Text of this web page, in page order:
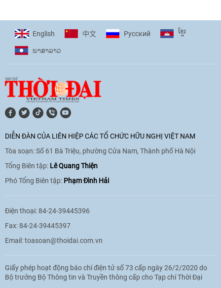
11:10|17/06/2026
hòa bình, hữu nghị giữa các dân tộc"
cho Đại sứ Hungary tại Việt Nam
17:25| 13/06/2026
sinh Việt Nam tại trại hè Artek
14:41 12/06/2026
English 中文 Pусский ខ្មែរ
ພາ​ສາ​ລາວ
DIỄN ĐÀN CỦA LIÊN HIỆP CÁC TỔ CHỨC HỮU NGHỊ VIỆT NAM
Tòa soạn: Số 61 Bà Triệu, phường Cửa Nam, Thành phố Hà Nội
Tổng Biên tập: Lê Quang Thiện
Phó Tổng Biên tập: Phạm Đình Hải
Điện thoại: 84-24-39445396
Fax: 84-24-39445397
Email:toasoan@thoidai.com.vn
Giấy phép hoạt động báo chí điện tử số 73 cấp ngày 26/2/2020 do
Bộ trưởng Bộ Thông tin và Truyền thông cấp cho Tạp chí Thời Đại